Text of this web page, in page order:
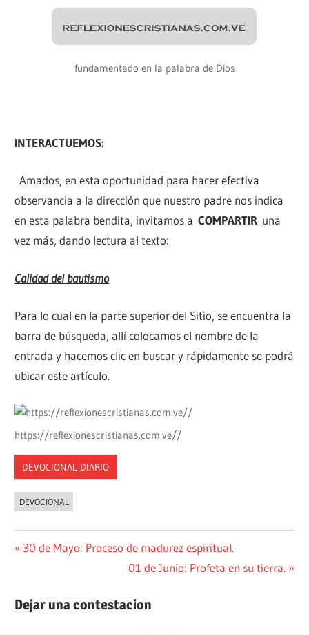
fundamentado en la palabra de Dios
INTERACTUEMOS:
Amados, en esta oportunidad para hacer efectiva
observancia a la dirección que nuestro padre nos indica
en esta palabra bendita, invitamos aCOMPARTIR una
vez más, dando lectura al texto:
Calidad del bautismo
Para lo cual en la parte superior del Sitio, se encuentra la
barra de búsqueda, allí colocamos el nombre de la
entrada y hacemos clic en buscar y rápidamente se podrá
ubicar este artículo.
https://reflexionescristianas.com.ve//
DEVOCIONAL DIARIO
DEVOCIONAL
Navegación
entradas
Entrada
30 de Mayo: Proceso de madurez espiritual.
Siguiente
01 de Junio: Profeta en su tierra.
Dejar una contestacion